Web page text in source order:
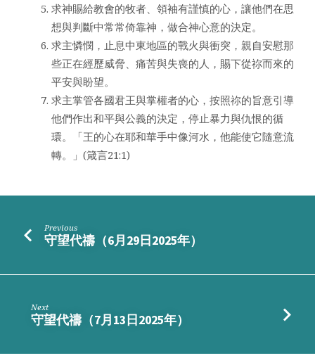
求神賜給教會的牧者、領袖有謹慎的心，讓他們在思
想與判斷中常常倚靠神，做合神心意的決定。
求主憐憫，止息中東地區的戰火與衝突，親自安慰那
些正在經歷威脅、痛苦與失喪的人，賜下從祢而來的
平安與盼望。
求主掌管各國君王與掌權者的心，按照祢的旨意引導
他們作出和平與公義的決定，停止暴力與仇恨的循
環。「王的心在耶和華手中像河水，他能使它隨意流
轉。」(箴言21:1)
Previous
守望代禱（6月29日2025年）
Next
守望代禱（7月13日2025年）